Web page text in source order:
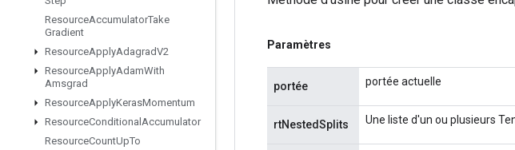
ResourceAccumulatorTake
Gradient
ResourceApplyAdagradV2
ResourceApplyAdamWith
Amsgrad
ResourceApplyKerasMomentum
ResourceConditional Accumulator
ResourceCountUpTo
Paramètres
portée portée actuelle
rtNestedSplits Une liste d'un ou plusieurs